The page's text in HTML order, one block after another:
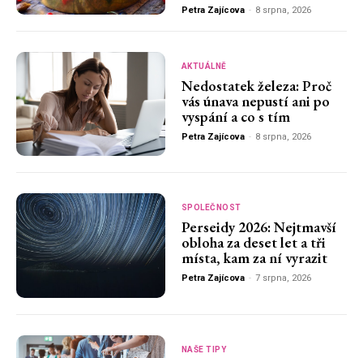
Petra Zajícova - 8 srpna, 2026
AKTUÁLNĚ
Nedostatek železa: Proč
vás únava nepustí ani po
vyspání a co s tím
Petra Zajícova - 8 srpna, 2026
SPOLEČNOST
Perseidy 2026: Nejtmavší
obloha za deset let a tři
místa, kam za ní vyrazit
Petra Zajícova - 7 srpna, 2026
NAŠE TIPY